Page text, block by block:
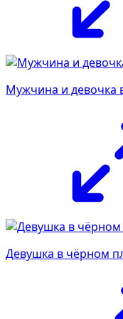
Мужчина и девочка
Девушка в чёрном